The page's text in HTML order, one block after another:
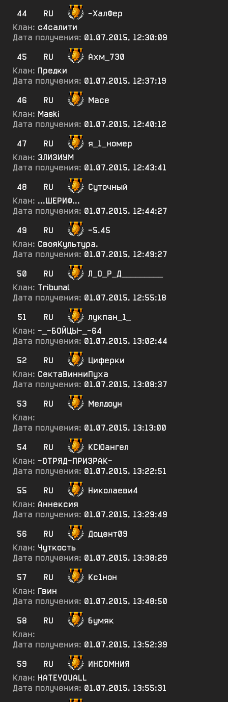
44
RU
-ХалФер
Клан: с4салити
Дата получения: 01.07.2015, 12:30:09
45
RU
Ахм_730
Клан: Предки
Дата получения: 01.07.2015, 12:37:19
46
RU
Масе
Клан: Maski
Дата получения: 01.07.2015, 12:40:12
47
RU
я_1_номер
Клан: ЭЛИ3ИУМ
Дата получения: 01.07.2015, 12:43:41
48
RU
Суточный
Клан: ...ШЕРИФ...
Дата получения: 01.07.2015, 12:44:27
49
RU
-5.45
Клан: СвояКультура.
Дата получения: 01.07.2015, 12:49:27
50
RU
Л_О_Р_Д_________
Клан: Tribunal
Дата получения: 01.07.2015, 12:55:18
51
RU
лукпан_1_
Клан: -_-БОЙЦЫ-_-64
Дата получения: 01.07.2015, 13:02:44
52
RU
Циферки
Клан: СектаВинниПуха
Дата получения: 01.07.2015, 13:08:37
53
RU
Мелдоун
Клан:
Дата получения: 01.07.2015, 13:13:00
54
RU
КСЮангел
Клан: -ОТРЯД-ПРИЗРАК-
Дата получения: 01.07.2015, 13:22:51
55
RU
Николаеви4
Клан: Аннексия
Дата получения: 01.07.2015, 13:29:49
56
RU
Доцент09
Клан: Чуткость
Дата получения: 01.07.2015, 13:38:29
57
RU
Кс1нон
Клан: Гвин
Дата получения: 01.07.2015, 13:48:50
58
RU
бумяк
Клан:
Дата получения: 01.07.2015, 13:52:39
59
RU
ИНСОМНИЯ
Клан: HATEYOUALL
Дата получения: 01.07.2015, 13:55:31